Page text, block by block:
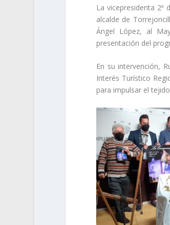
La vicepresidenta 2ª
alcalde de
Ángel López, al
presentación del
En su intervención,
Interés Turístico
para impulsar el